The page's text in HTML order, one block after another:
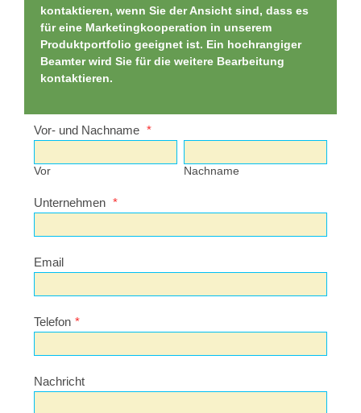
kontaktieren, wenn Sie der Ansicht sind, dass es
für eine Marketingkooperation in unserem
Produktportfolio geeignet ist. Ein hochrangiger
Beamter wird Sie für die weitere Bearbeitung
kontaktieren.
Vor- und Nachname *
Vor Nachname
Unternehmen *
Email
Telefon *
Nachricht